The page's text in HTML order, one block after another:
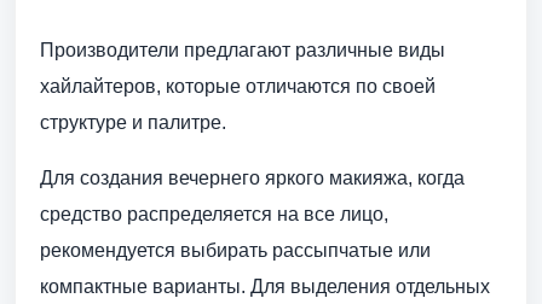
Производители предлагают различные виды
хайлайтеров, которые отличаются по своей
структуре и палитре.
Для создания вечернего яркого макияжа, когда
средство распределяется на все лицо,
рекомендуется выбирать рассыпчатые или
компактные варианты. Для выделения отдельных